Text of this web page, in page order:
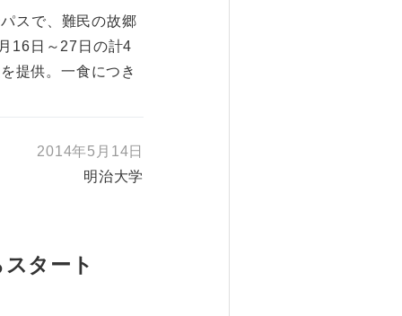
スで、難民の故郷
16日～27日の計4
提供。一食につき
2014年5月14日
明治大学
タート